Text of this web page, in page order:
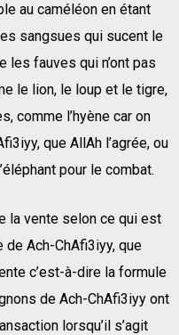
au caméléon en étant
sangsues qui sucent le
les fauves qui n’ont pas
le lion, le loup et le tigre,
comme l’hyène car on
que AllAh l’agrée, ou
pour le combat.
la vente selon ce qui est
de Ach-ChAfi3iyy, que
c’est-à-dire la formule
de Ach-ChAfi3iyy ont
lorsqu’il s’agit